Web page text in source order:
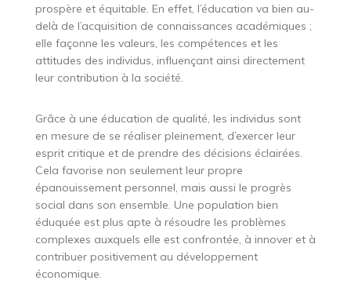
prospère et équitable. En effet, l’éducation va bien au-
delà de l’acquisition de connaissances académiques ;
elle façonne les valeurs, les compétences et les
attitudes des individus, influençant ainsi directement
leur contribution à la société.
Grâce à une éducation de qualité, les individus sont
en mesure de se réaliser pleinement, d’exercer leur
esprit critique et de prendre des décisions éclairées.
Cela favorise non seulement leur propre
épanouissement personnel, mais aussi le progrès
social dans son ensemble. Une population bien
éduquée est plus apte à résoudre les problèmes
complexes auxquels elle est confrontée, à innover et à
contribuer positivement au développement
économique.